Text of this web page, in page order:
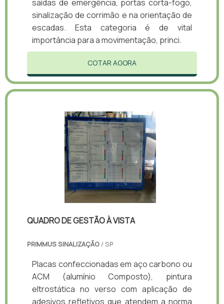
saídas de emergência, portas corta-fogo,
sinalização de corrimão e na orientação de
escadas. Esta categoria é de vital
importância para a movimentação, princi.
COTAR AGORA
QUADRO DE GESTÃO À VISTA
PRIMMUS SINALIZAÇÃO / SP
Placas confeccionadas em aço carbono ou
ACM (alumínio Composto), pintura
eltrostática no verso com aplicação de
adesivos refletivos que atendem a norma